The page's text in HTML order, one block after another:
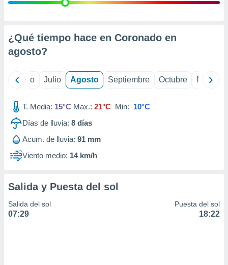
e
mediante
publicidad
de
1199
¿Qué tiempo hace en Coronado en
agosto?
Junio Julio Agosto Septiembre Octubre
T. Media: 15°C Max.: 21°C Min: 10°C
Días de lluvia: 8 días
Acum. de lluvia: 91 mm
Viento medio: 14 km/h
Salida y Puesta del sol
Salida del sol
07:29
Puesta del sol
18:22